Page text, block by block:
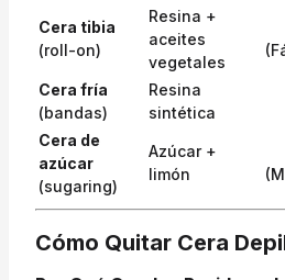
Cera tibia
(roll-on)
Resina +
aceites
vegetales
Cera fría
(bandas)
Resina
sintética
Cera de
azúcar
(sugaring)
Azúcar +
limón
Cómo Quitar Cera